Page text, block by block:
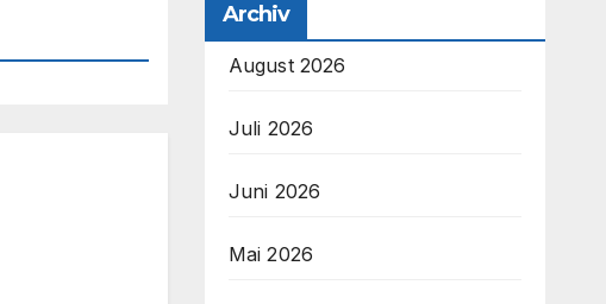
Archiv
August 2026
Juli 2026
Juni 2026
Mai 2026